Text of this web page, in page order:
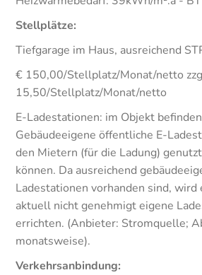
Stellplätze:
Tiefgarage im Haus, ausreichend
€ 150,00/Stellplatz/Monat/netto
15,50/Stellplatz/Monat/netto
E-Ladestationen: im Objekt
Gebäudeeigene öffentliche E-
den Mietern (für die Ladung)
können. Da ausreichend
Ladestationen vorhanden sind, wird
aktuell nicht genehmigt eigene
errichten. (Anbieter: Stromquelle;
monatsweise).
Verkehrsanbindung: